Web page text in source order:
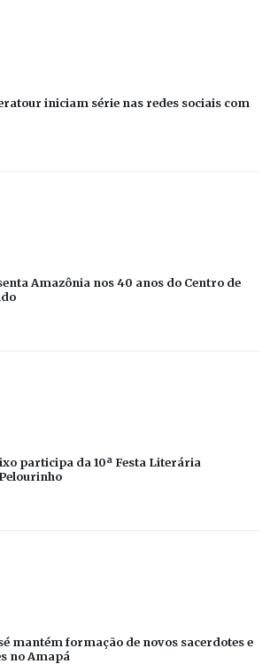
iniciam série nas redes sociais com
Amazônia nos 40 anos do Centro de
participa da 10ª Festa Literária
mantém formação de novos sacerdotes e
no Amapá